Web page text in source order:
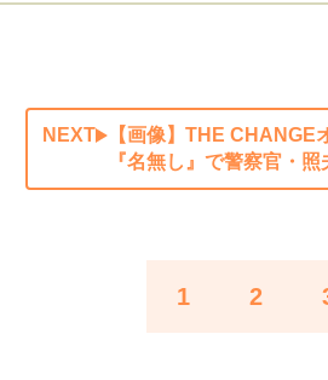
NEXT
【画像】THE CHANGE
『名無し』で警察官・
1 2